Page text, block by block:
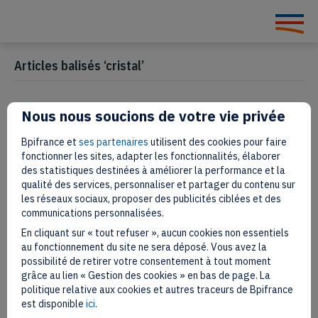
Articles balisés ‘cristal’
Démocratiser le cristal : le pari
de la Cristallerie de Montbronn
6 juin 2023
Nous nous soucions de votre vie privée
Bpifrance et ses partenaires utilisent des cookies pour faire
fonctionner les sites, adapter les fonctionnalités, élaborer
des statistiques destinées à améliorer la performance et la
qualité des services, personnaliser et partager du contenu sur
les réseaux sociaux, proposer des publicités ciblées et des
communications personnalisées.
En cliquant sur « tout refuser », aucun cookies non essentiels
au fonctionnement du site ne sera déposé. Vous avez la
possibilité de retirer votre consentement à tout moment
grâce au lien « Gestion des cookies » en bas de page. La
politique relative aux cookies et autres traceurs de Bpifrance
est disponible ici.